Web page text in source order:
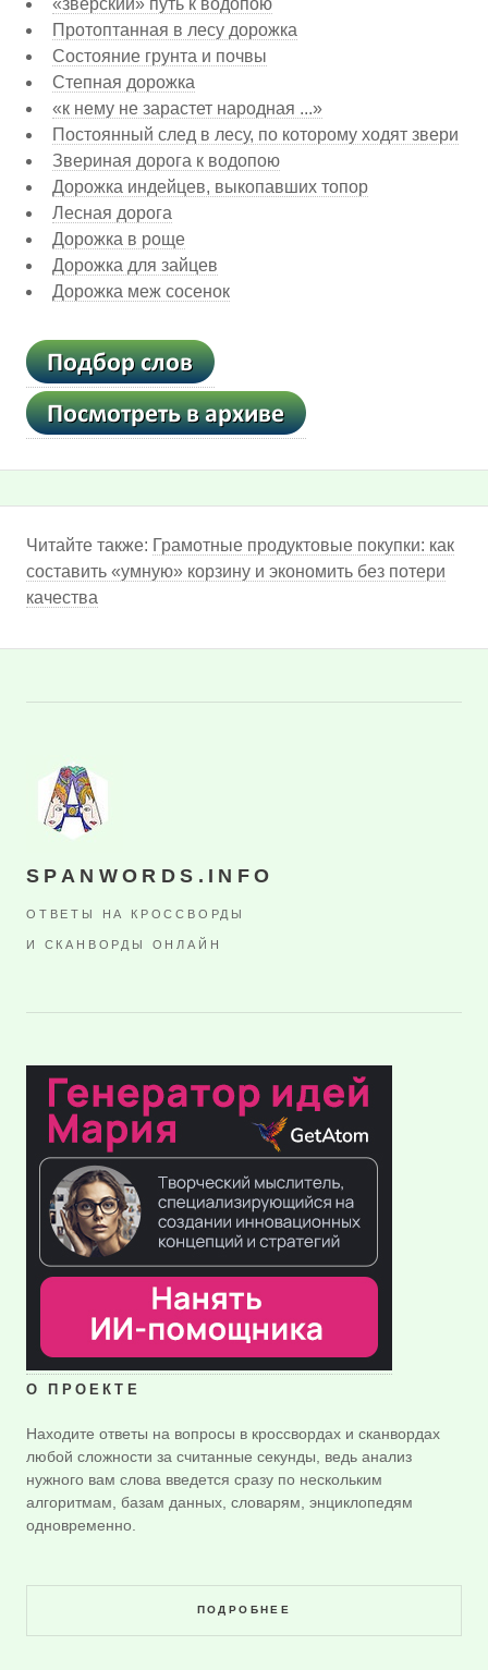
Протоптанная в лесу дорожка
Состояние грунта и почвы
Степная дорожка
«к нему не зарастет народная ...»
Постоянный след в лесу, по которому ходят звери
Звериная дорога к водопою
Дорожка индейцев, выкопавших топор
Лесная дорога
Дорожка в роще
Дорожка для зайцев
Дорожка меж сосенок
Читайте также: Грамотные продуктовые покупки: как
составить «умную» корзину и экономить без потери
качества
SPANWORDS.INFO
ОТВЕТЫ НА КРОССВОРДЫ
И СКАНВОРДЫ ОНЛАЙН
О ПРОЕКТЕ
Находите ответы на вопросы в кроссвордах и сканвордах
любой сложности за считанные секунды, ведь анализ
нужного вам слова введется сразу по нескольким
алгоритмам, базам данных, словарям, энциклопедям
одновременно.
ПОДРОБНЕЕ